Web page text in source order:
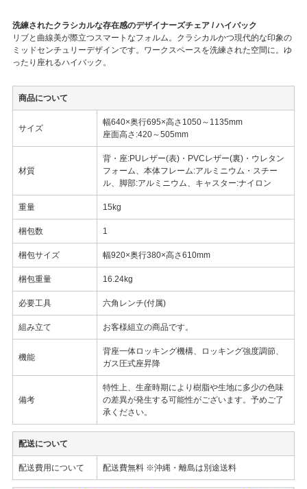
洗練されたクラシカルな存在感のデザイナーズチェア / ハイバック
リブと曲線美が際立つスマートなフォルム。クラシカルかつ現代的な印象の
ミッドセンチュリーデザインです。ワークスペースを洗練された空間に。ゆ
ったり座れるハイバック。
商品について
サイズ
幅640×奥行695×高さ1050～1135mm
座面高さ:420～505mm
材質
背・座:PUレザー(表)・PVCレザー(裏)・ウレタン
フォーム、本体フレーム:アルミニウム・スチー
ル、脚部:アルミニウム、キャスター:ナイロン
重量 15kg
梱包数 1
梱包サイズ 幅920×奥行380×高さ610mm
梱包重量 16.24kg
必要工具 六角レンチ(付属)
組み立て お客様組立の商品です。
機能
背座一体ロッキング機構、ロッキング強度調節、
ガス圧式座昇降
備考
特性上、生産時期により樹脂や生地に多少の色味
の差異が発生する可能性がございます。予めご了
承ください。
配送について
配送費用について 配送費無料 ※沖縄・離島は別途送料